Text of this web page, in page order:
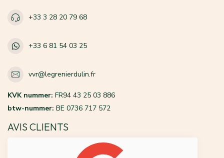
+33 3 28 20 79 68
+33 6 81 54 03 25
vvr@legrenierdulin.fr
KVK nummer: FR94 43 25 03 886
btw-nummer: BE 0736 717 572
AVIS CLIENTS